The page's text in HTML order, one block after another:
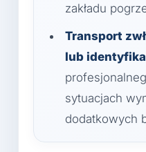
zakładu
Transport
lub
sytuacjach
dodatkowych